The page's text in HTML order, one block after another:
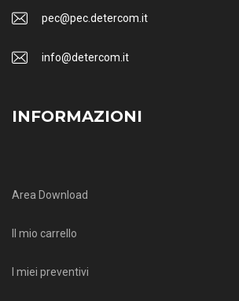
pec@pec.detercom.it
info@detercom.it
INFORMAZIONI
Area Download
Il mio carrello
I miei preventivi